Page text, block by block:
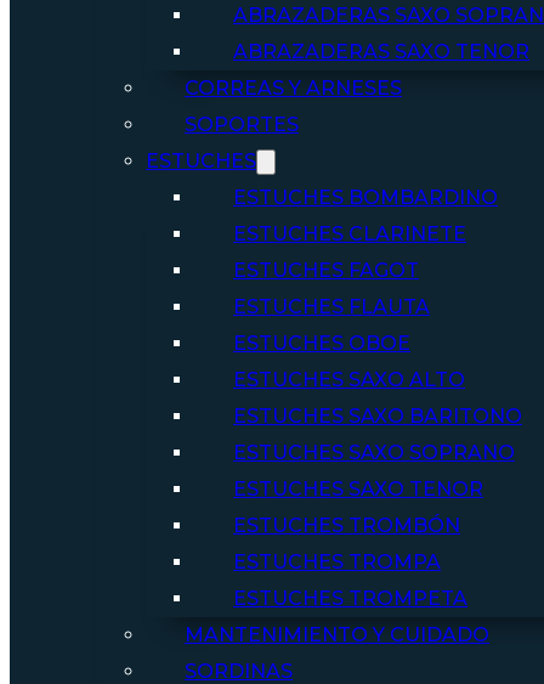
ABRAZADERAS SAXO
ABRAZADERAS SAXO TENOR
CORREAS Y ARNESES
SOPORTES
ESTUCHES
ESTUCHES BOMBARDINO
ESTUCHES CLARINETE
ESTUCHES FAGOT
ESTUCHES FLAUTA
ESTUCHES OBOE
ESTUCHES SAXO ALTO
ESTUCHES SAXO BARITONO
ESTUCHES SAXO SOPRANO
ESTUCHES SAXO TENOR
ESTUCHES TROMBÓN
ESTUCHES TROMPA
ESTUCHES TROMPETA
MANTENIMIENTO Y CUIDADO
SORDINAS